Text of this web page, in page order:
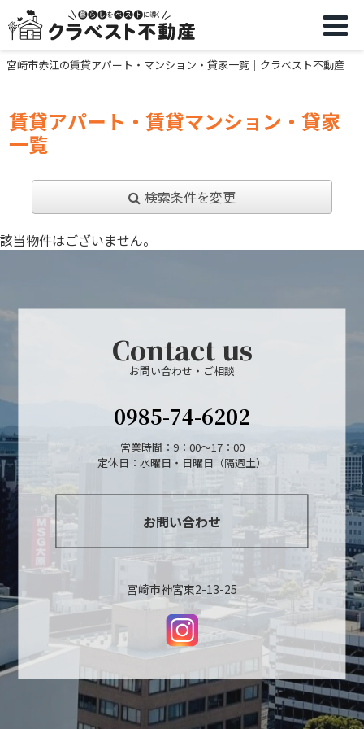
宮崎市赤江の賃貸アパート・マンション・貸家一覧｜クラベスト不動産
賃貸アパート・賃貸マンション・貸家
一覧
検索条件を変更
該当物件はございません。
Contact us
お問い合わせ・ご相談
0985-74-6202
営業時間：9：00～17：00
定休日：水曜日・日曜日（隔週土）
お問い合わせ
宮崎市神宮東2-13-25